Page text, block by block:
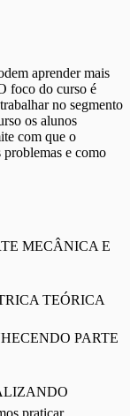
aprender mais
foco do curso é
no segmento
os alunos
com que o
e como
MECÂNICA E
TEÓRICA
PARTE